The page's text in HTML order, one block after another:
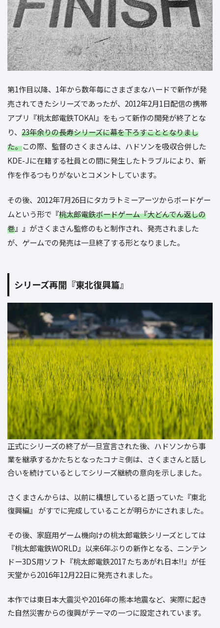
第1作目以降、1年から数年毎にさまざまなハードで新作が発
売されてきたシリーズであったが、2012年2月1日配信の携帯
アプリ『桃太郎電鉄TOKAI』をもって新作の開発が終了とな
り、 23年余りの長寿シリーズに幕を下ろすこととなりまし
た。この際、監督のさくまさんは、ハドソンを吸収合併した
KDE-Jに在籍する社員との間に発生したトラブルにより、新
作を作るつもりがないとコメントしています。
その後、2012年7月26日にタカラトミーアーツからボードゲー
ムという形で『桃太郎電鉄ボードゲーム『大どんでん返しの
巻』』がさくまさん監修のもと制作され、発売されました
が、ゲームでの発売は一旦終了する形となりました。
シリーズ再開『東北復興篇』
正式にシリーズの終了が一旦宣言された後、ハドソンから事
業を継承するかたちとなったコナミ側は、さくまさんと話し
合いを続けているとしてシリーズ継続の意向を示しました。
さくまさんからは、以前に構想していると語っていた『東北
復興編』 がすでに完成していることが明らかにされました。
その後、家庭用ゲーム機向けの桃太郎電鉄シリーズとしては
『桃太郎電鉄WORLD』以来6年ぶりの新作となる、ニンテン
ドー3DS用ソフト『桃太郎電鉄2017 たちあがれ日本!!』が任
天堂から2016年12月22日に発売されました。
本作では東日本大震災や2016年の熊本地震など、実際に起き
た自然災害からの復興がテーマの一つに設定されています。